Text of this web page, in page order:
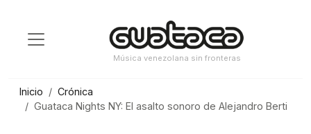
contenido
Música venezolana sin fronteras
Inicio
Crónica
Guataca Nights NY: El asalto sonoro de Alejandro Berti